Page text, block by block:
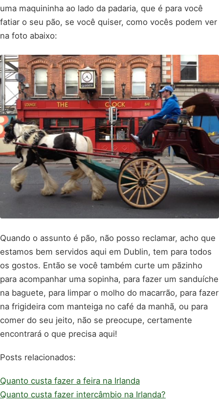
uma maquininha ao lado da padaria, que é para você
fatiar o seu pão, se você quiser, como vocês podem ver
na foto abaixo:
Quando o assunto é pão, não posso reclamar, acho que
estamos bem servidos aqui em Dublin, tem para todos
os gostos. Então se você também curte um pãzinho
para acompanhar uma sopinha, para fazer um sanduíche
na baguete, para limpar o molho do macarrão, para fazer
na frigideira com manteiga no café da manhã, ou para
comer do seu jeito, não se preocupe, certamente
encontrará o que precisa aqui!
Posts relacionados:
Quanto custa fazer a feira na Irlanda
Quanto custa fazer intercâmbio na Irlanda?